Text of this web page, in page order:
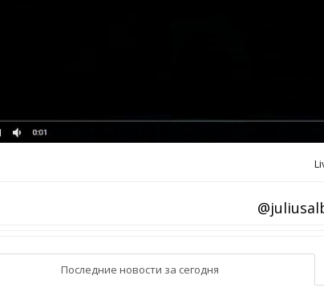
Последние новости за сегодня